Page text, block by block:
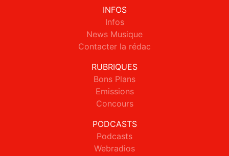
INFOS
Infos
News Musique
Contacter la rédac
RUBRIQUES
Bons Plans
Emissions
Concours
PODCASTS
Podcasts
Webradios